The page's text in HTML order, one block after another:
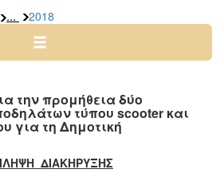
... 2018
την προμήθεια δύο
τύπου scooter και
για τη Δημοτική
ΔΙΑΚΗΡΥΞΗΣ